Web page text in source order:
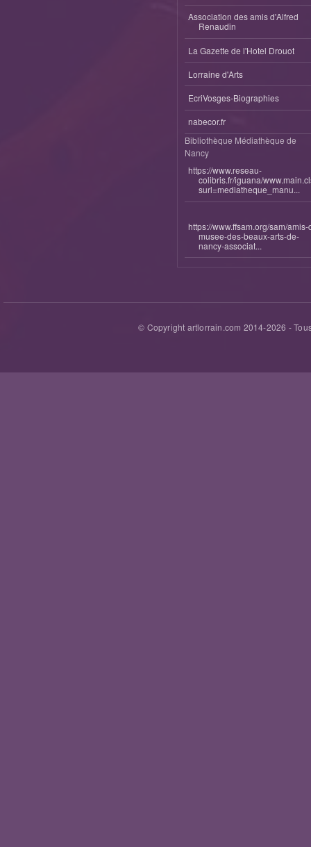
Association des amis d'Alfred
Renaudin
La Gazette de l'Hotel Drouot
Lorraine d'Arts
EcriVosges-Biographies
nabecor.fr
Bibliothèque Médiathèque de
Nancy
https://www.reseau-
colibris.fr/iguana/
surl=mediatheque_manu...
https://www.ffsam.org/sam/amis-
musee-des-beaux-arts-de-
nancy-associat...
© Copyright artlorrain.com 2014-2026 -